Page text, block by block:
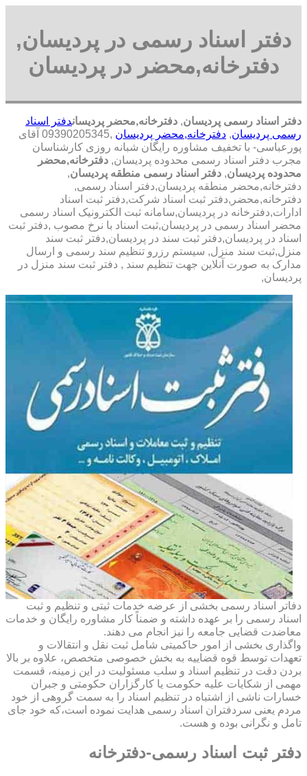
دفتر اسناد رسمی در پردیسان,
دفترخانه,محضر در پردیسان
دفتر اسناد رسمی پردیسان, دفترخانه,محضر پردیساندفتر اسناد
رسمی پردیسان, دفترخانه,محضر پردیسان
,09390205345 آقای
پورعباسی- با تخفیف مشاوره رايگان شبانه روزی کارشناسان
مجرب دفتر اسناد رسمی محدوده پردیسان, دفترخانه,محضر
محدوده پردیسان, دفتر اسناد رسمی منطقه پردیسان,
دفترخانه,محضر منطقه پردیسان,دفتر اسناد رسمی,
دفترخانه,محضر,دفتر ثبت اسناد شرکت,دفتر ثبت اسناد
ادارات,دفترخانه در پردیسان,سامانه ثبت الکترونیک اسناد رسمی
محضر اسناد رسمی در پردیسان,ثبت اسناد با نرخ مصوب ,دفتر ثبت
اسناد در پردیسان,دفتر ثبت سند در پردیسان,دفتر ثبت سند
منزل,ثبت سند منزل, سیستم رزرو تنظیم سند رسمی و ارسال
مدارک به صورت آنلاین جهت تنظیم سند , دفتر ثبت سند منزل در
پردیسان,
دفاتر اسناد رسمی بخشی از عرضه خدمات ثبتی و تنظیم و ثبت
اسناد رسمی را بر عهده داشته و ضمناً کار مشاوره رایگان و خدمات
معاضدت قضایی جامعه را نیز انجام می دهند.
واگذاری بخشی از امور حاکمیتی شامل ثبت نقل و انتقالات و
تعهدات توسط قوه قضاییه به بخش خصوصی متخصص، علاوه بر بالا
بردن دقت در تنظیم اسناد و سلب مسئولیت در این زمینه، قسمت
مهمی از شکایات علیه حکومت یا کارگزاران حکومتی و جبران
خسارات ناشی از اشتباه در تنظیم اسناد را به سمت گروهی از خود
مردم یعنی سردفتران اسناد رسمی هدایت نموده است،که خود جای
تامل و نگرانی بوده و هست.
دفتر ثبت اسناد رسمی-دفترخانه